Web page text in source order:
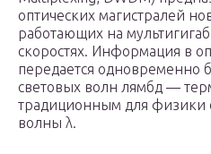
оптических магистралей
работающих на
скоростях. Информация в
передается одновременно
световых волн лямбд —
традиционным для физики
волны λ.